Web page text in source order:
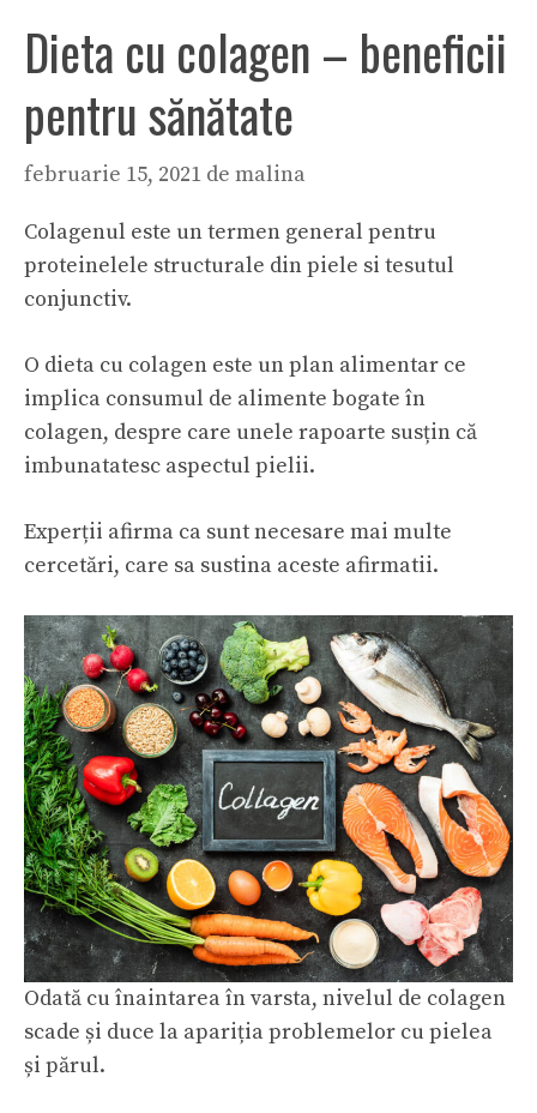
Dieta cu colagen – beneficii
pentru sănătate
februarie 15, 2021 de malina
Colagenul este un termen general pentru
proteinelele structurale din piele si tesutul
conjunctiv.
O dieta cu colagen este un plan alimentar ce
implica consumul de alimente bogate în
colagen, despre care unele rapoarte susțin că
imbunatatesc aspectul pielii.
Experții afirma ca sunt necesare mai multe
cercetări, care sa sustina aceste afirmatii.
Odată cu înaintarea în varsta, nivelul de colagen
scade și duce la apariția problemelor cu pielea
și părul.